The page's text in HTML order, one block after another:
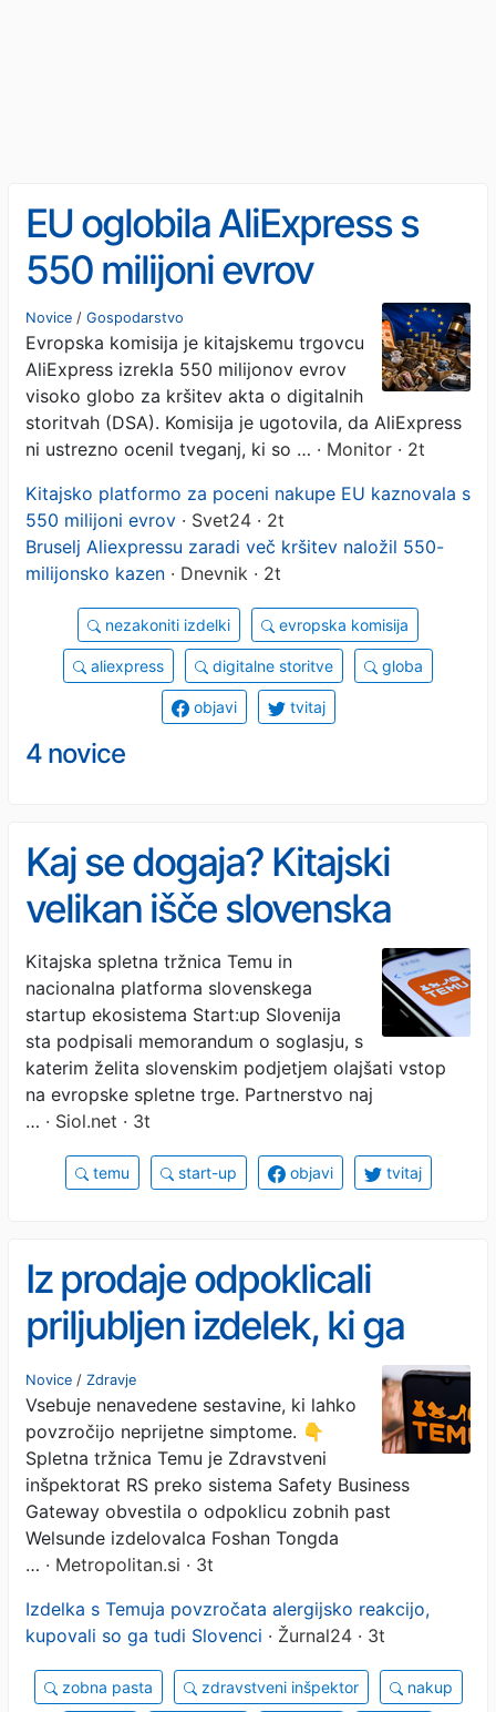
EU oglobila AliExpress s
550 milijoni evrov
Novice / Gospodarstvo
Evropska komisija je kitajskemu trgovcu
AliExpress izrekla 550 milijonov evrov
visoko globo za kršitev akta o digitalnih
storitvah (DSA). Komisija je ugotovila, da AliExpress
ni ustrezno ocenil tveganj, ki so … · Monitor · 2t
Kitajsko platformo za poceni nakupe EU kaznovala s
550 milijoni evrov · Svet24 · 2t
Bruselj Aliexpressu zaradi več kršitev naložil 550-
milijonsko kazen · Dnevnik · 2t
nezakoniti izdelki evropska komisija
aliexpress digitalne storitve globa
objavi tvitaj
4 novice
Kaj se dogaja? Kitajski
velikan išče slovenska
podjetja
Kitajska spletna tržnica Temu in
nacionalna platforma slovenskega
startup ekosistema Start:up Slovenija
sta podpisali memorandum o soglasju, s
katerim želita slovenskim podjetjem olajšati vstop
na evropske spletne trge. Partnerstvo naj
… · Siol.net · 3t
temu start-up objavi tvitaj
Iz prodaje odpoklicali
priljubljen izdelek, ki ga
ljudje uporabljajo večkrat
na dan
Novice / Zdravje
Vsebuje nenavedene sestavine, ki lahko
povzročijo neprijetne simptome. 👇
Spletna tržnica Temu je Zdravstveni
inšpektorat RS preko sistema Safety Business
Gateway obvestila o odpoklicu zobnih past
Welsunde izdelovalca Foshan Tongda
… · Metropolitan.si · 3t
Izdelka s Temuja povzročata alergijsko reakcijo,
kupovali so ga tudi Slovenci · Žurnal24 · 3t
zobna pasta zdravstveni inšpektor nakup